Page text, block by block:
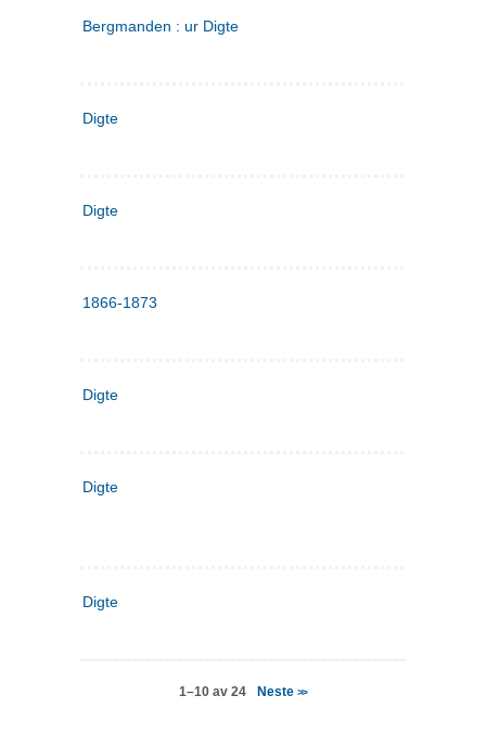
Bergmanden : ur Digte
Digte
Digte
1866-1873
Digte
Digte
Digte
1–10 av 24 Neste>>